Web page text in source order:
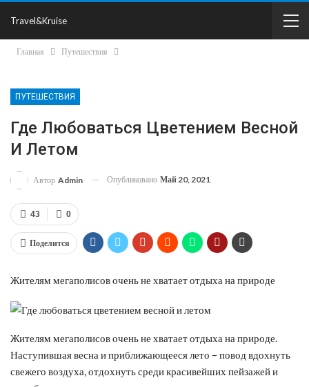
Travel&Kruise
Главная Путешествия
ПУТЕШЕСТВИЯ
Где Любоваться Цветением Весной
И Летом
Автор Admin Опубликовано Май 20, 2021
0
43
Поделится
Жителям мегаполисов очень не хватает отдыха на природе
Жителям мегаполисов очень не хватает отдыха на природе.
Наступившая весна и приближающееся лето – повод вдохнуть
свежего воздуха, отдохнуть среди красивейших пейзажей и